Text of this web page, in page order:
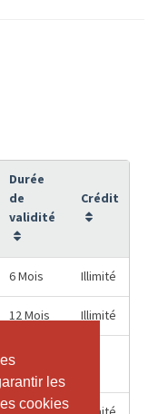
les
cookies
les
cookies
Durée
de
validité
Crédit
6 Mois Illimité
12 Mois Illimité
4
Semaines